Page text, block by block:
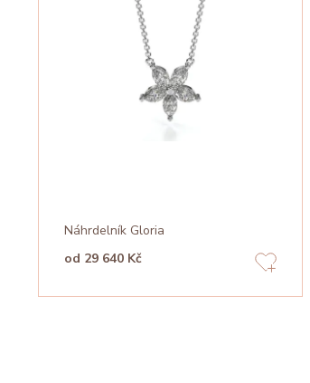
Náhrdelník Gloria
od 29 640 Kč